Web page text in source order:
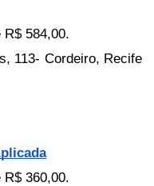
584,00.
113- Cordeiro, Recife
360,00.